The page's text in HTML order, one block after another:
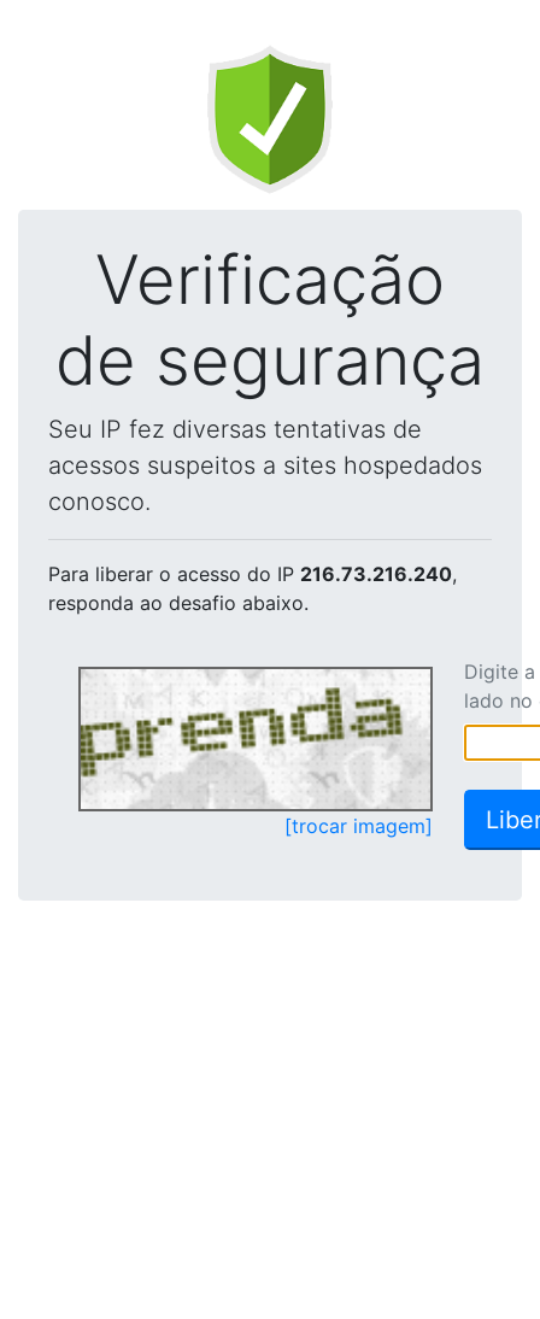
Verificação
de segurança
Seu IP fez diversas tentativas de
acessos suspeitos a sites hospedados
conosco.
Para liberar o acesso do IP 216.73.216.240,
responda ao desafio abaixo.
[trocar imagem]
Digite
lado no